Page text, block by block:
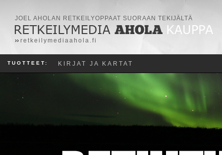
JOEL AHOLAN RETKEILYOPPAAT SUORAAN TEKIJÄLTÄ
›› retkeilymediaahola.fi
TUOTTEET: KIRJAT JA KARTAT